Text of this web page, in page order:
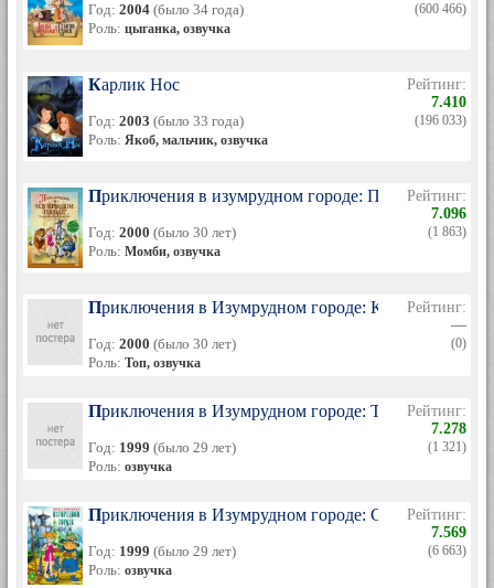
Год: 2004 (было 34 года)
Роль: цыганка, озвучка
(600 466)
Карлик Нос
Год: 2003 (было 33 года)
Роль: Якоб, мальчик, озвучка
Рейтинг:
7.410
(196 033)
Приключения в изумрудном городе: Принцесса Озма
Год: 2000 (было 30 лет)
Роль: Момби, озвучка
Рейтинг:
7.096
(1 863)
Приключения в Изумрудном городе: Козни старой
Год: 2000 (было 30 лет)
Роль: Топ, озвучка
Рейтинг:
—
(0)
Приключения в Изумрудном городе: Тайна
Год: 1999 (было 29 лет)
Роль: озвучка
Рейтинг:
7.278
(1 321)
Приключения в Изумрудном городе: Серебряные
Год: 1999 (было 29 лет)
Роль: озвучка
Рейтинг:
7.569
(6 663)